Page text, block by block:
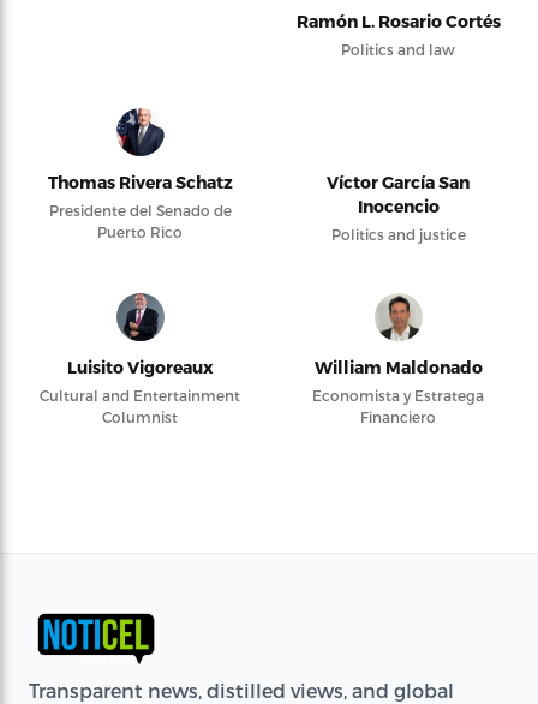
Ramón L. Rosario Cortés
Politics and law
Thomas Rivera Schatz
Presidente del Senado de
Puerto Rico
Víctor García San
Inocencio
Politics and justice
Luisito Vigoreaux
Cultural and Entertainment
Columnist
William Maldonado
Economista y Estratega
Financiero
Transparent news, distilled views, and global